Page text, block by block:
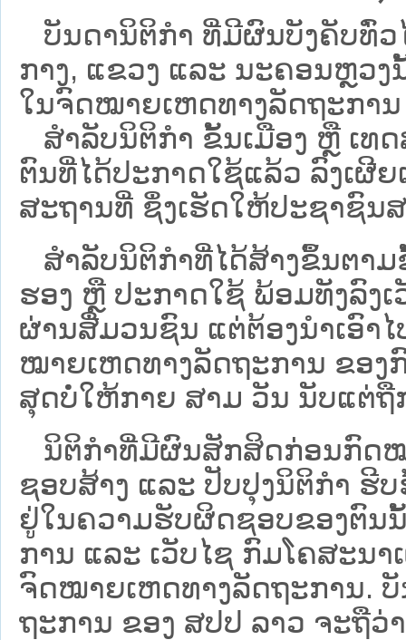
ບັນດານິຕິກໍາ ທີ່ມີຜົນບັງຄັບທົ່
ກາງ, ແຂວງ ແລະ ນະຄອນຫຼວ
ໃນຈົດໝາຍເຫດທາງລັດຖະການ
ສຳລັບນິ​ຕິ​ກຳ ຂັ້ນເມືອງ ຫຼື ເທ
ຕົນທີ່ໄດ້ປະກາດໃຊ້ແລ້ວ ລົງ​ເຜີ
ສະຖານທີ່ ຊຶ່ງເຮັດໃຫ້ປະຊາຊົນສ
ສໍາລັບນິຕິກໍາທີ່ໄດ້ສ້າງຂຶ້ນຕາ
ຮອງ ຫຼື ປະກາດໃຊ້ ພ້ອມທັງລົງ
ຜ່ານສື່ມວນຊົນ ແຕ່ຕ້ອງນໍາເອົາ
ໝາຍ​ເຫດ​ທາງ​ລັດ​ຖະ​ການ​ ຂອ
ສຸດບໍ່ໃຫ້ກາຍ ສາມ ວັນ ນັບແຕ່ຖື
ນິ​ຕິ​ກຳ​ທີ່​ມີ​ຜົນ​ສັກ​ສິດ​ກ່ອນ​ກົດ​ໝ
ຊອບ​ສ້າງ ແລະ ປັບ​ປຸງນິ​ຕິ​ກຳ ຮີ
ຢູ່ໃນຄວາມຮັບຜິດຊອບຂອງຕົນ
ການ ແລະ ເວັບໄຊ​ ກົມໂຄສະນ
ຈົດໝາຍເຫດທາງລັດຖະການ.
ຖະ​ການ ຂອງ ສປ​ປ ລາວ ​ຈະຖື​